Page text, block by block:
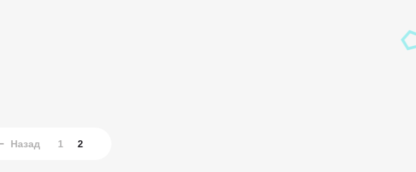
Назад 1 2